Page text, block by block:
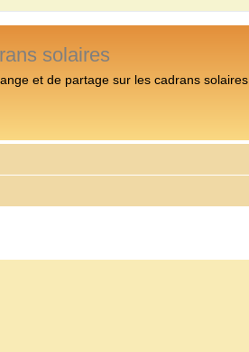
solaires
et de partage sur les cadrans solaires